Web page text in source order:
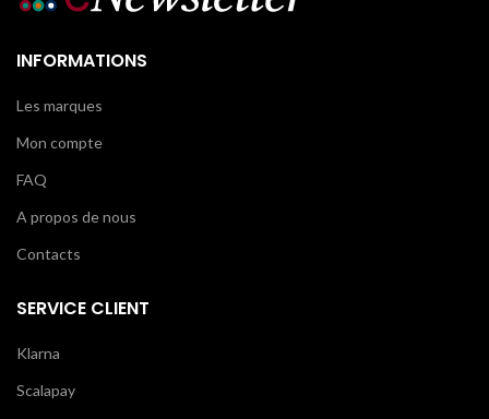
INFORMATIONS
Les marques
Mon compte
FAQ
A propos de nous
Contacts
SERVICE CLIENT
Klarna
Scalapay